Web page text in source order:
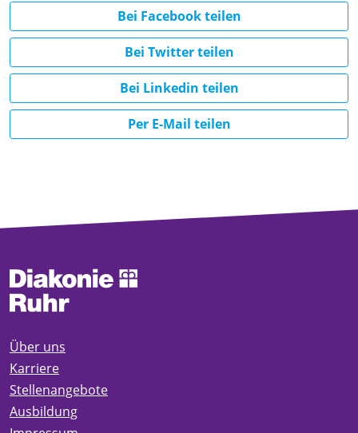
Bei Facebook teilen
Bei Twitter teilen
Bei Linkedin teilen
Per E-Mail teilen
Über uns
Karriere
Stellenangebote
Ausbildung